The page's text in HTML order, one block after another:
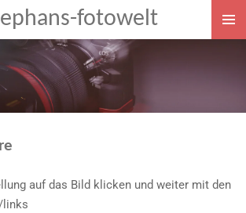
fotowelt
auf das Bild klicken und weiter mit den
links